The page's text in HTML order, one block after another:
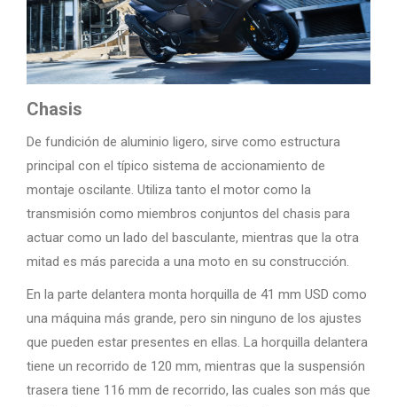
Chasis
De fundición de aluminio ligero, sirve como estructura
principal con el típico sistema de accionamiento de
montaje oscilante. Utiliza tanto el motor como la
transmisión como miembros conjuntos del chasis para
actuar como un lado del basculante, mientras que la otra
mitad es más parecida a una moto en su construcción.
En la parte delantera monta horquilla de 41 mm USD como
una máquina más grande, pero sin ninguno de los ajustes
que pueden estar presentes en ellas. La horquilla delantera
tiene un recorrido de 120 mm, mientras que la suspensión
trasera tiene 116 mm de recorrido, las cuales son más que